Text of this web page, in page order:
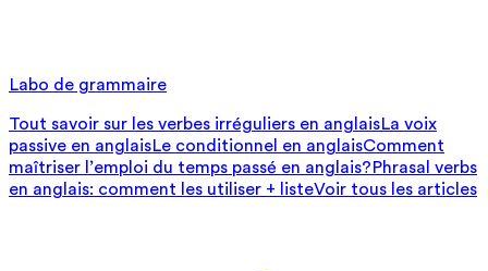
Labo de grammaire
Tout savoir sur les verbes irréguliers en anglaisLa voix
passive en anglaisLe conditionnel en anglaisComment
maîtriser l’emploi du temps passé en anglais?Phrasal verbs
en anglais: comment les utiliser + listeVoir tous les articles